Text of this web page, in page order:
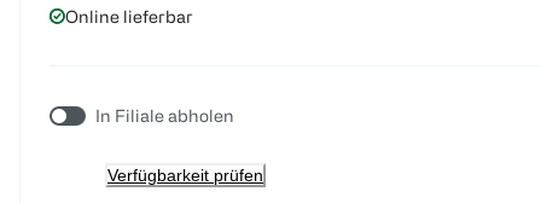
Online lieferbar
In Filiale abholen
Verfügbarkeit prüfen